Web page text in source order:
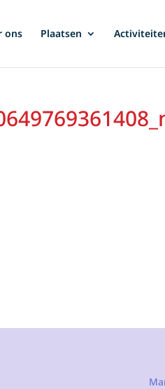
ons Plaatsen